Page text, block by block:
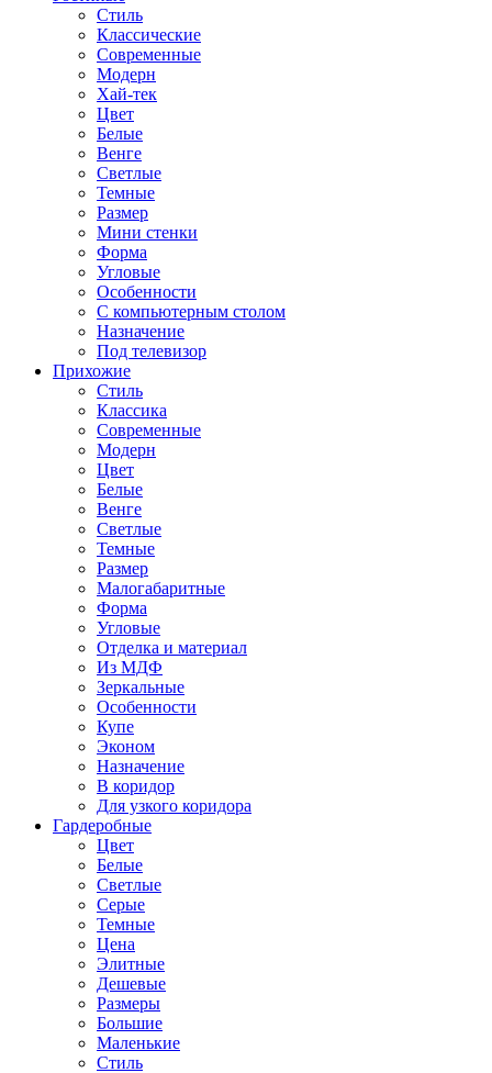
Стиль
Классические
Современные
Модерн
Хай-тек
Цвет
Белые
Венге
Светлые
Темные
Размер
Мини стенки
Форма
Угловые
Особенности
С компьютерным столом
Назначение
Под телевизор
Прихожие
Стиль
Классика
Современные
Модерн
Цвет
Белые
Венге
Светлые
Темные
Размер
Малогабаритные
Форма
Угловые
Отделка и материал
Из МДФ
Зеркальные
Особенности
Купе
Эконом
Назначение
В коридор
Для узкого коридора
Гардеробные
Цвет
Белые
Светлые
Серые
Темные
Цена
Элитные
Дешевые
Размеры
Большие
Маленькие
Стиль